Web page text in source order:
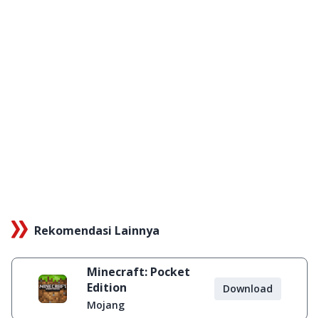
Rekomendasi Lainnya
Minecraft: Pocket
Edition
Mojang
Download